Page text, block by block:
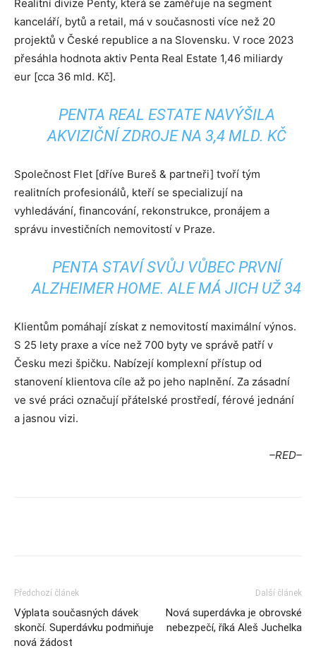
Realitní divize Penty, která se zaměřuje na segment
kanceláří, bytů a retail, má v současnosti více než 20
projektů v České republice a na Slovensku. V roce 2023
přesáhla hodnota aktiv Penta Real Estate 1,46 miliardy
eur [cca 36 mld. Kč].
PENTA REAL ESTATE NAVÝŠILA
AKVIZIČNÍ ZDROJE NA 3,4 MLD. KČ
Společnost Flet [dříve Bureš & partneři] tvoří tým
realitních profesionálů, kteří se specializují na
vyhledávání, financování, rekonstrukce, pronájem a
správu investičních nemovitostí v Praze.
PENTA STAVÍ SVŮJ VŮBEC PRVNÍ
ALZHEIMER HOME. ALE MÁ JICH UŽ 34
Klientům pomáhají získat z nemovitostí maximální výnos.
S 25 lety praxe a více než 700 byty ve správě patří v
Česku mezi špičku. Nabízejí komplexní přístup od
stanovení klientova cíle až po jeho naplnění. Za zásadní
ve své práci označují přátelské prostředí, férové jednání
a jasnou vizi.
–RED–
Předchozí článek
Výplata současných dávek
skončí. Superdávku podmiňuje
nová žádost
Další článek
Nová superdávka je obrovské
nebezpečí, říká Aleš Juchelka